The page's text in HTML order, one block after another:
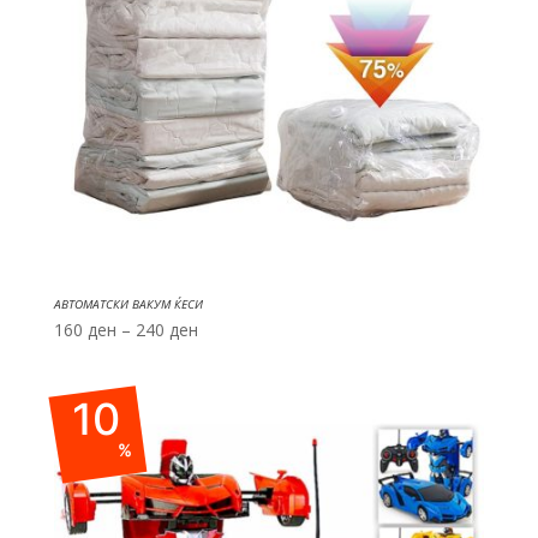
АВТОМАТСКИ ВАКУМ ЌЕСИ
160 ден – 240 денPrice
10
%